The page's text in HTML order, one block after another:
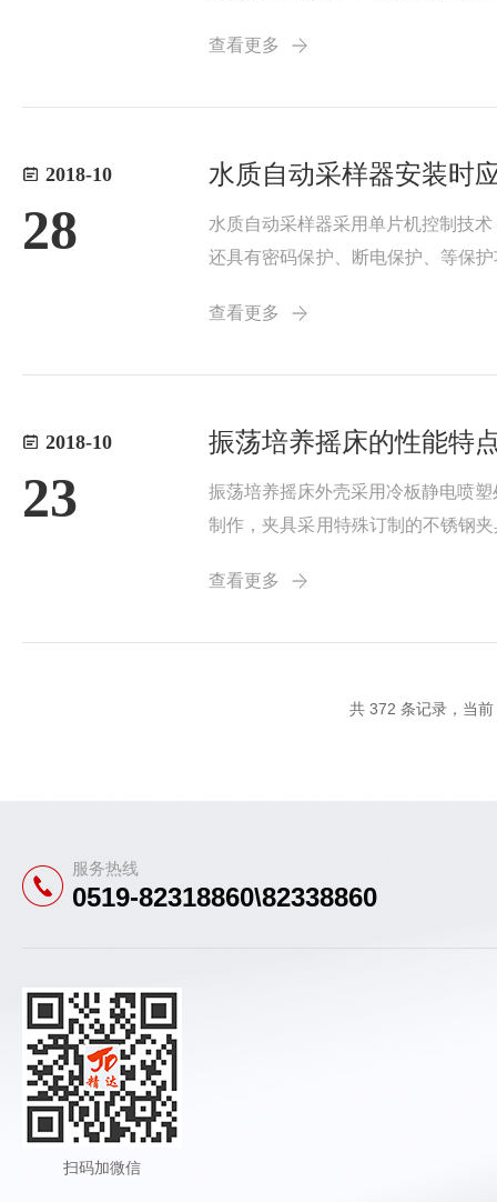
抓斗会自动关闭，在...
查看更多
2018-10
28
水质自动采样器安装时
水质自动采样器采用单片机控制技
还具有密码保护、断电保护、等保
下，水勺应置于上方，...
查看更多
2018-10
23
振荡培养摇床的性能特
振荡培养摇床外壳采用冷板静电喷
制作，夹具采用特殊订制的不锈钢
度与振荡由二块芯片...
查看更多
共 372 条记录，当
服务热线
0519-82318860\82338860
扫码加微信